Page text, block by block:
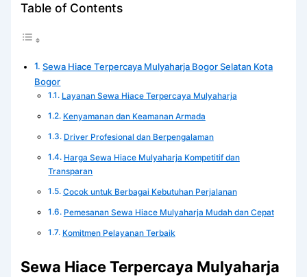
Table of Contents
Sewa Hiace Terpercaya Mulyaharja Bogor Selatan Kota
Bogor
Layanan Sewa Hiace Terpercaya Mulyaharja
Kenyamanan dan Keamanan Armada
Driver Profesional dan Berpengalaman
Harga Sewa Hiace Mulyaharja Kompetitif dan
Transparan
Cocok untuk Berbagai Kebutuhan Perjalanan
Pemesanan Sewa Hiace Mulyaharja Mudah dan Cepat
Komitmen Pelayanan Terbaik
Sewa Hiace Terpercaya Mulyaharja